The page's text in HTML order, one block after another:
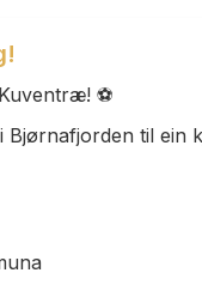
⚽
til ein